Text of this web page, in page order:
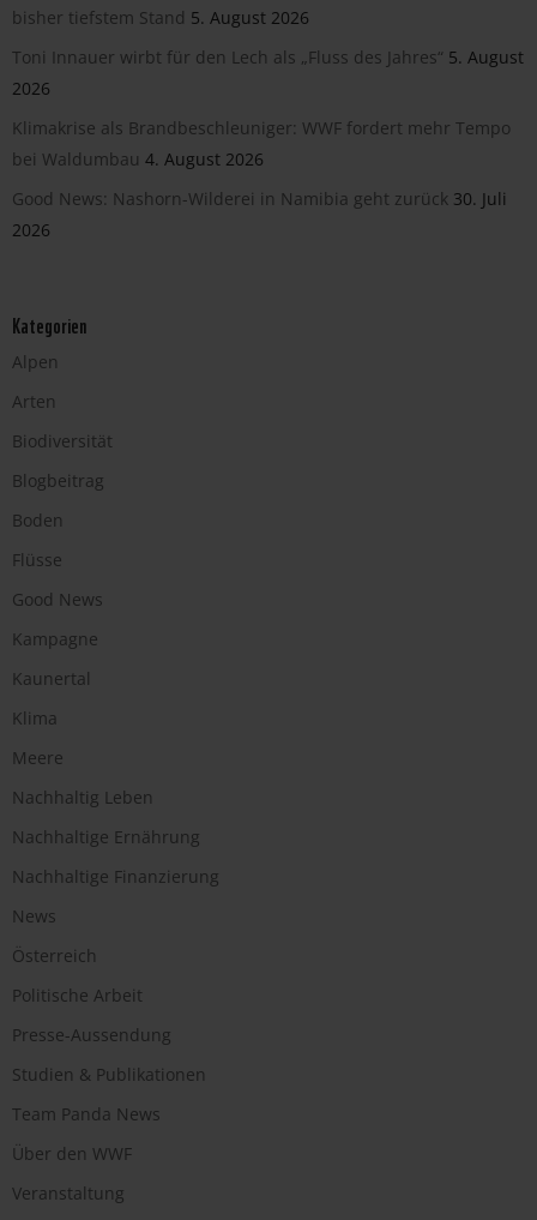
bisher tiefstem Stand 5. August 2026
Toni Innauer wirbt für den Lech als „Fluss des Jahres“ 5. August
2026
Klimakrise als Brandbeschleuniger: WWF fordert mehr Tempo
bei Waldumbau 4. August 2026
Good News: Nashorn-Wilderei in Namibia geht zurück 30. Juli
2026
Kategorien
Alpen
Arten
Biodiversität
Blogbeitrag
Boden
Flüsse
Good News
Kampagne
Kaunertal
Klima
Meere
Nachhaltig Leben
Nachhaltige Ernährung
Nachhaltige Finanzierung
News
Österreich
Politische Arbeit
Presse-Aussendung
Studien & Publikationen
Team Panda News
Über den WWF
Veranstaltung